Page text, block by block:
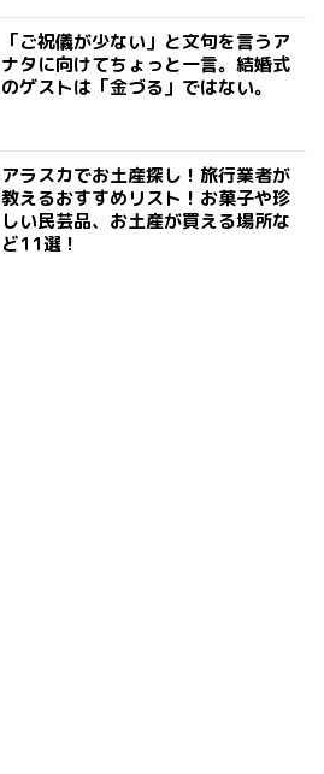
「ご祝儀が少ない」と文句を言うア
ナタに向けてちょっと一言。結婚式
のゲストは「金づる」ではない。
アラスカでお土産探し！旅行業者が
教えるおすすめリスト！お菓子や珍
しい民芸品、お土産が買える場所な
ど11選！